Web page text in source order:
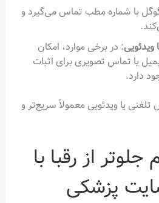
با شماره مطب تماس می‌گیرد و
ویدئویی: در برخی موارد، امکان
یا تماس تصویری برای اثبات
دارد.
تلفنی یا ویدئویی معمولاً سریع‌تر و
از رقبا با
پزشکی